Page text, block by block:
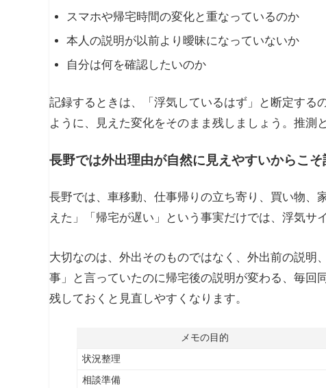
スマホや帰宅時間の変化と重なっているのか
本人の説明が以前より曖昧になっていないか
自分は何を確認したいのか
記録するときは、「浮気しているはず」と断定する
ように、見えた変化をそのまま残しましょう。推測
長野では外出理由が自然に見えやすいからこ
長野では、車移動、仕事帰りの立ち寄り、買い物、
えた」「帰宅が遅い」という事実だけでは、浮気サ
大切なのは、外出そのものではなく、外出前の説
事」と言っていたのに帰宅後の説明が変わる、毎回
残しておくと見直しやすくなります。
メモの目的
状況整理
相談準備